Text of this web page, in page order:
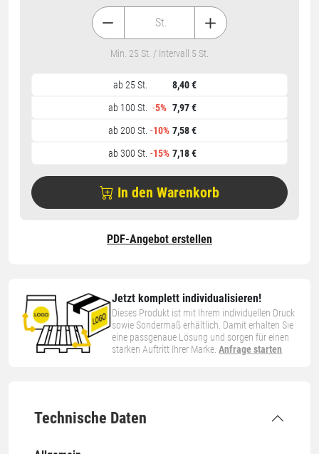
Jetzt komplett individualisieren!
Dieses Produkt ist mit Ihrem individuellen Druck
sowie Sondermaß erhältlich. Damit erhalten Sie
eine passgenaue Lösung und sorgen für einen
starken Auftritt Ihrer Marke.Anfrage starten
Technische Daten
ab 25 St.
8,40 €
ab 100 St.
-5% 7,97 €
ab 200 St. -10% 7,58 €
ab 300 St. -15% 7,18 €
St.
Min. 25 St. / Intervall 5 St.
In den Warenkorb
PDF-Angebot erstellen